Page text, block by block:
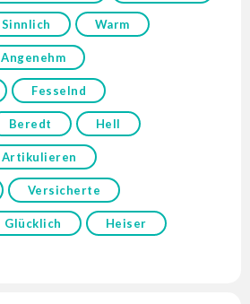
Sinnlich Warm
Angenehm
Fesselnd
Beredt Hell
Artikulieren
Versicherte
Glücklich Heiser